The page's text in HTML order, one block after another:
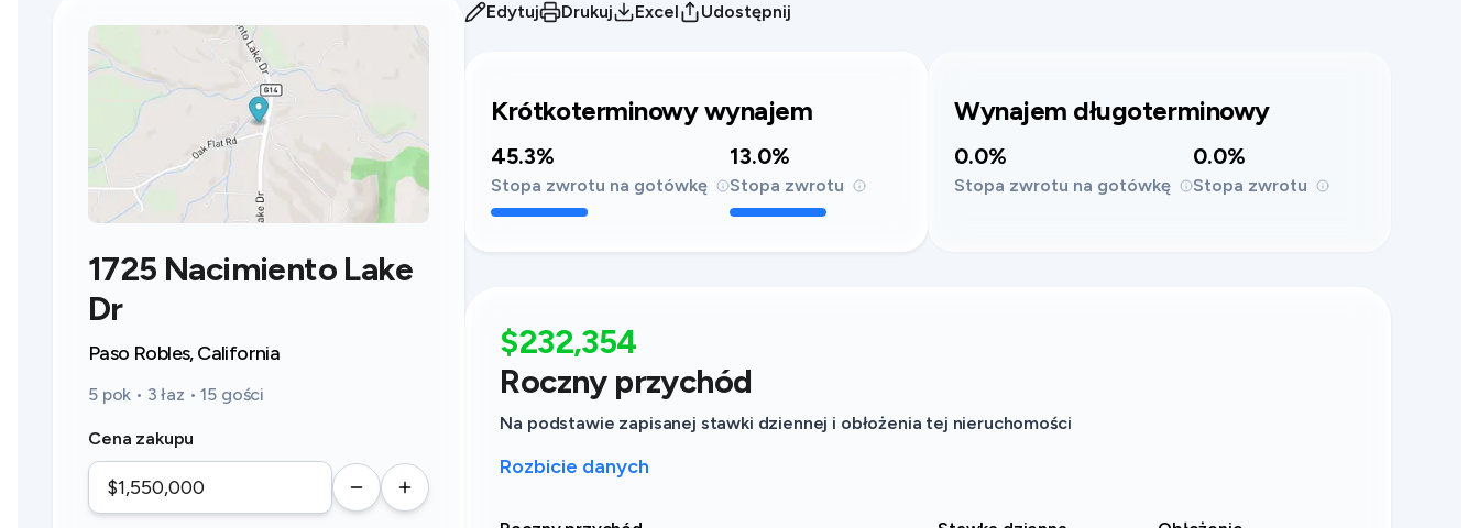
1725 Nacimiento Lake
Dr
Paso Robles, California
5 pok • 3 łaz • 15 gości
Cena zakupu
Edytuj Drukuj Excel Udostępnij
Krótkoterminowy wynajem
45.3%
Stopa zwrotu na gotówkę
13.0%
Stopa zwrotu
Wynajem długoterminowy
0.0%
Stopa zwrotu na gotówkę
0.0%
Stopa zwrotu
$232,354
Roczny przychód
Na podstawie zapisanej stawki dziennej i obłożenia tej nieruchomości
Rozbicie danych